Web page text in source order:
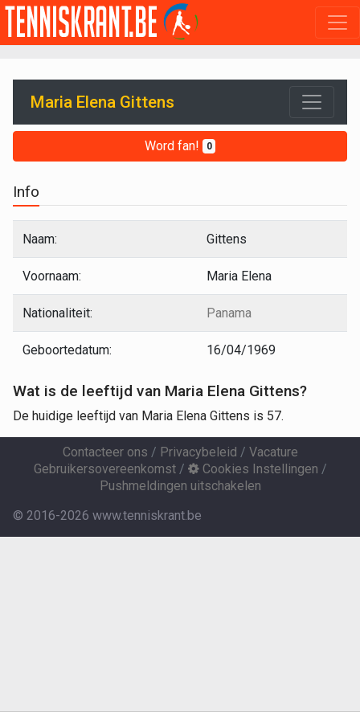
Maria Elena Gittens
Word fan! 0
Info
Naam: Gittens
Voornaam: Maria Elena
Nationaliteit: Panama
Geboortedatum: 16/04/1969
Wat is de leeftijd van Maria Elena Gittens?
De huidige leeftijd van Maria Elena Gittens is 57.
Contacteer ons / Privacybeleid / Vacature
Gebruikersovereenkomst/ Cookies Instellingen /
Pushmeldingen uitschakelen
© 2016-2026 www.tenniskrant.be